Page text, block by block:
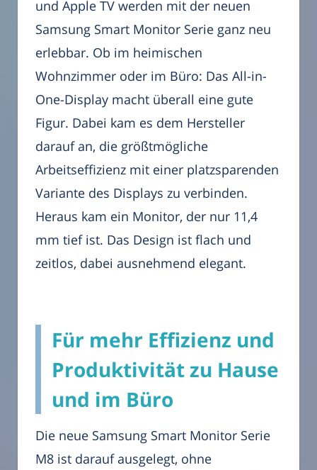
und Apple TV werden mit der neuen
Samsung Smart Monitor Serie ganz neu
erlebbar. Ob im heimischen
Wohnzimmer oder im Büro: Das All-in-
One-Display macht überall eine gute
Figur. Dabei kam es dem Hersteller
darauf an, die größtmögliche
Arbeitseffizienz mit einer platzsparenden
Variante des Displays zu verbinden.
Heraus kam ein Monitor, der nur 11,4
mm tief ist. Das Design ist flach und
zeitlos, dabei ausnehmend elegant.
Für mehr Effizienz und
Produktivität zu Hause
und im Büro
Die neue Samsung Smart Monitor Serie
M8 ist darauf ausgelegt, ohne